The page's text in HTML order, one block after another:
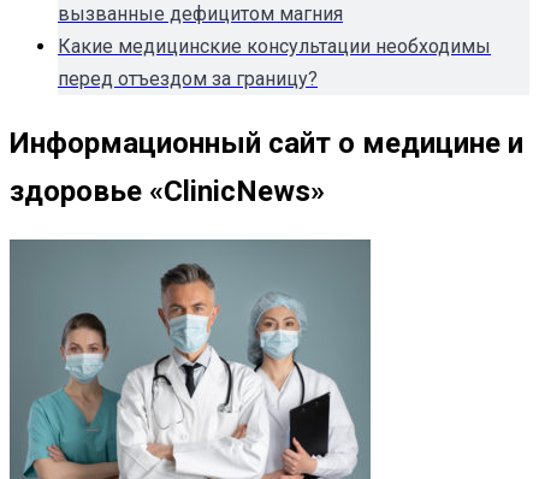
вызванные дефицитом магния
Какие медицинские консультации необходимы
перед отъездом за границу?
Информационный сайт о медицине и
здоровье «ClinicNews»